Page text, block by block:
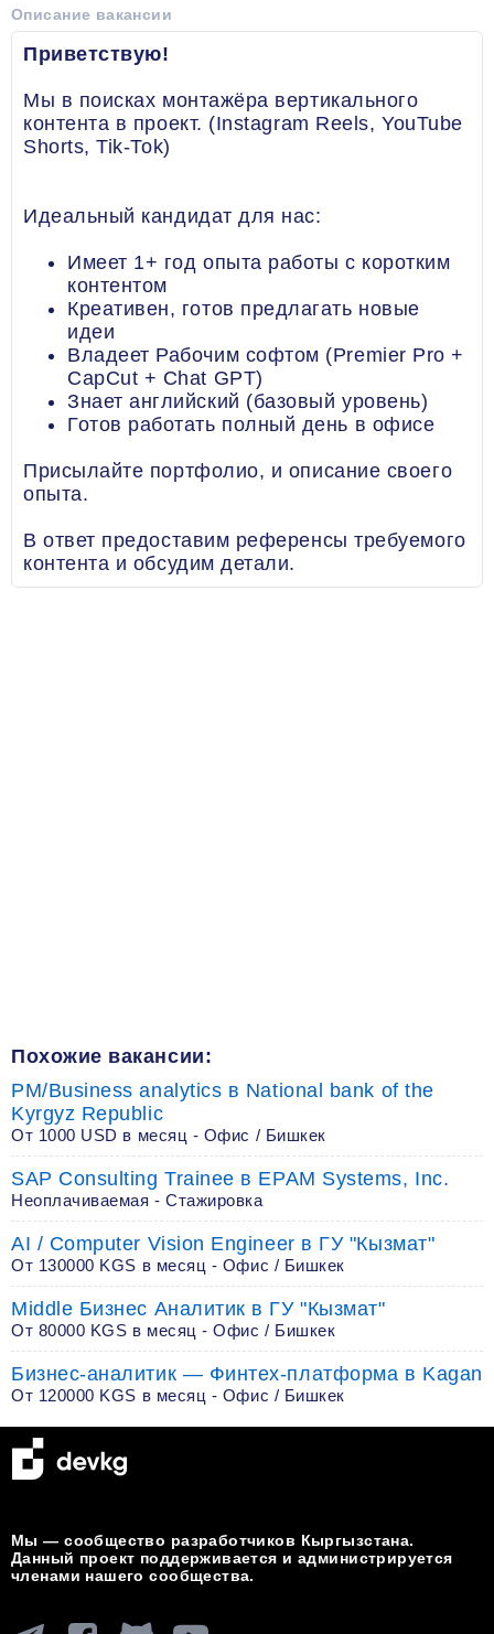
Описание вакансии
Приветствую!
Мы в поисках монтажёра вертикального
контента в проект. (Instagram Reels, YouTube
Shorts, Tik-Tok)
Идеальный кандидат для нас:
Имеет 1+ год опыта работы с коротким
контентом
Креативен, готов предлагать новые
идеи
Владеет Рабочим софтом (Premier Pro +
CapCut + Chat GPT)
Знает английский (базовый уровень)
Готов работать полный день в офисе
Присылайте портфолио, и описание своего
опыта.
В ответ предоставим референсы требуемого
контента и обсудим детали.
Похожие вакансии:
PM/Business analytics в National bank of the
Kyrgyz Republic
От 1000 USD в месяц - Офис / Бишкек
SAP Consulting Trainee в EPAM Systems, Inc.
Неоплачиваемая - Стажировка
AI / Computer Vision Engineer в ГУ "Кызмат"
От 130000 KGS в месяц - Офис / Бишкек
Middle Бизнес Аналитик в ГУ "Кызмат"
От 80000 KGS в месяц - Офис / Бишкек
Бизнес-аналитик — Финтех-платформа в Kagan
От 120000 KGS в месяц - Офис / Бишкек
Мы — сообщество разработчиков Кыргызстана.
Данный проект поддерживается и администрируется
членами нашего сообщества.